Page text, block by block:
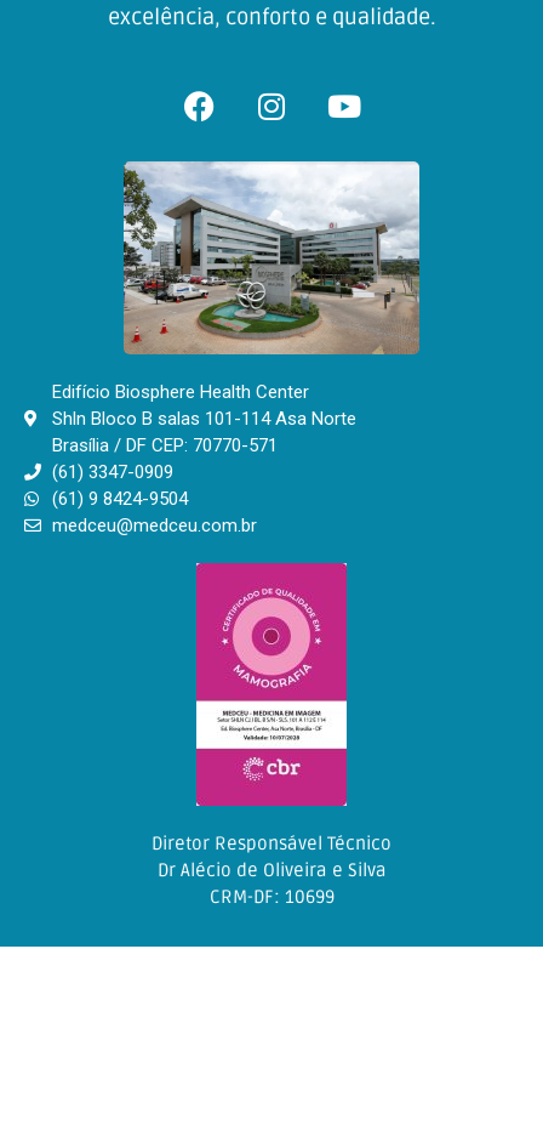
excelência, conforto e qualidade.
Edifício Biosphere Health Center
Shln Bloco B salas 101-114 Asa Norte
Brasília / DF CEP: 70770-571
(61) 3347-0909
(61) 9 8424-9504
medceu@medceu.com.br
Diretor Responsável Técnico
Dr Alécio de Oliveira e Silva
CRM-DF: 10699